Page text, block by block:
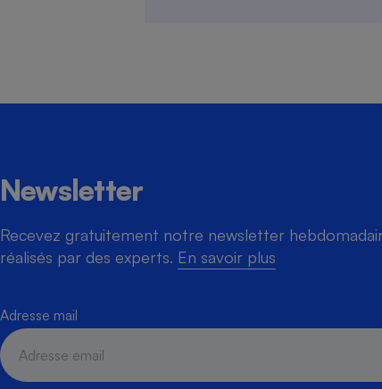
Newsletter
Recevez gratuitement notre newsletter
réalisés par des experts. En savoir plus
Adresse mail